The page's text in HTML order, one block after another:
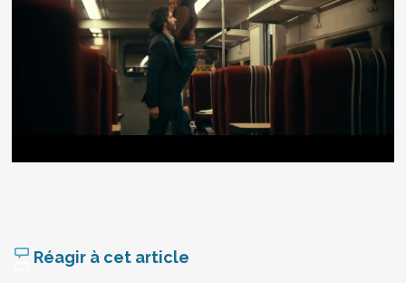
Réagir à cet article